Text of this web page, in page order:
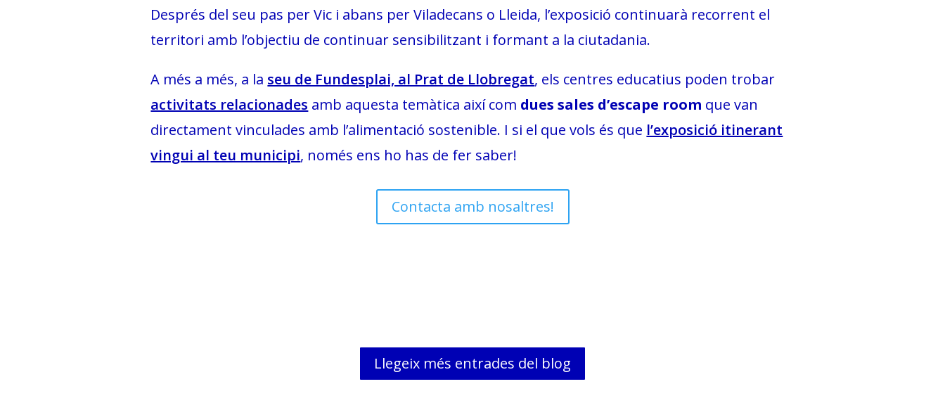
Després del seu pas per Vic i abans per Viladecans o Lleida, l’exposició continuarà recorrent el
territori amb l’objectiu de continuar sensibilitzant i formant a la ciutadania.
A més a més, a la seu de Fundesplai, al Prat de Llobregat, els centres educatius poden trobar
activitats relacionades amb aquesta temàtica així com dues sales d’escape room que van
directament vinculades amb l’alimentació sostenible. I si el que vols és que l’exposició itinerant
vingui al teu municipi, només ens ho has de fer saber!
Contacta amb nosaltres!
Llegeix més entrades del blog